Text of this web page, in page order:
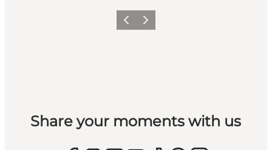
ForrigeNæste
Share your moments with us